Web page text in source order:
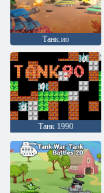
Танк.ио
Танк 1990